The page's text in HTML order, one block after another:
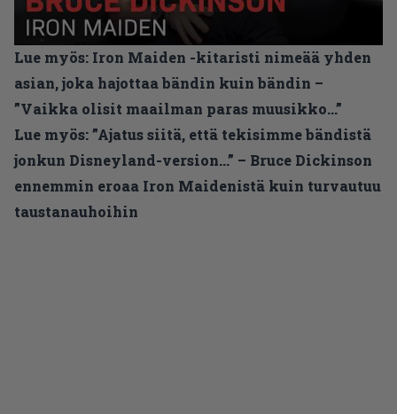
Lue myös: Iron Maiden -kitaristi nimeää yhden
asian, joka hajottaa bändin kuin bändin –
”Vaikka olisit maailman paras muusikko…”
Lue myös:”Ajatus siitä, että tekisimme bändistä
jonkun Disneyland-version…” – Bruce Dickinson
ennemmin eroaa Iron Maidenistä kuin turvautuu
taustanauhoihin